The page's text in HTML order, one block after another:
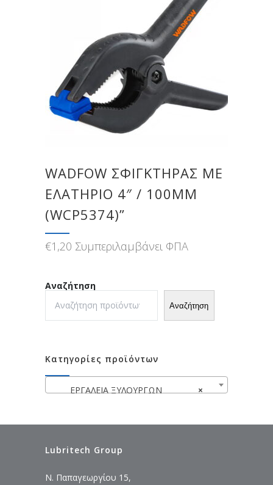
WADFOW ΣΦΙΓΚΤΗΡΑΣ ΜΕ
ΕΛΑΤΗΡΙΟ 4″ / 100MM
(WCP5374)”
€1,20 Συμπεριλαμβάνει ΦΠΑ
Αναζήτηση
Αναζήτηση
Κατηγορίες προϊόντων
×
ΕΡΓΑΛΕΙΑ ΞΥΛΟΥΡΓΩΝ
Lubritech Group
Ν. Παπαγεωργίου 15,